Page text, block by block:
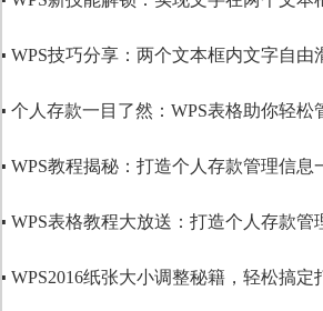
▪ WPS技巧分享：两个文本框内文字自由
▪ 个人存款一目了然：WPS表格助你轻松
▪ WPS教程揭秘：打造个人存款管理信息
▪ WPS表格教程大放送：打造个人存款管
▪ WPS2016纸张大小调整秘籍，轻松搞定